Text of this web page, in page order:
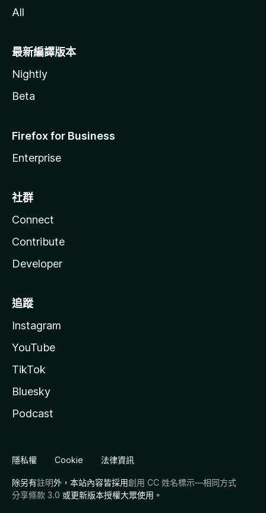
All
最新編譯版本
Nightly
Beta
Firefox for Business
Enterprise
社群
Connect
Contribute
Developer
追蹤
Instagram
YouTube
TikTok
Bluesky
Podcast
隱私權 Cookie 法律資訊
除另有註明外，本站內容皆採用創用 CC 姓名標示—相同方式
分享條款 3.0 或更新版本授權大眾使用。